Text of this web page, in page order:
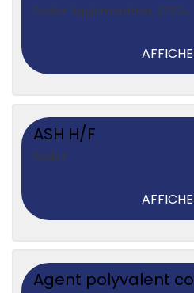
Rodez Agglomération, CDDU
ASH H/F
Rodez
Agent polyvalent